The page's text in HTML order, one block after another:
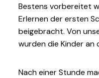
Bestens vorbereitet
Erlernen der ersten
beigebracht. Von
wurden die Kinder
Nach einer Stunde